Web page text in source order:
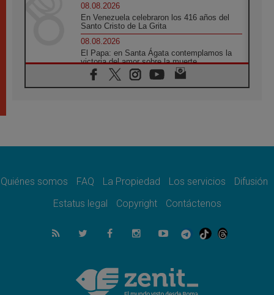
08.08.2026
En Venezuela celebraron los 416 años del
Santo Cristo de La Grita
08.08.2026
El Papa: en Santa Ágata contemplamos la
victoria del amor sobre la muerte
08.08.2026
León XIV visitará el Santuario de la Madre
07.08.2026
07.08.2026
el compromiso del cristiano"
La matanza de niños en Gaza no cesa: 300
muertos en 300 días
Tagle: La guerra desfigura el mundo, solo la
revelación de Dios lo transfigura
Quiénes somos FAQ La Propiedad Los servicios
Difusión
Estatus legal
Copyright Contáctenos